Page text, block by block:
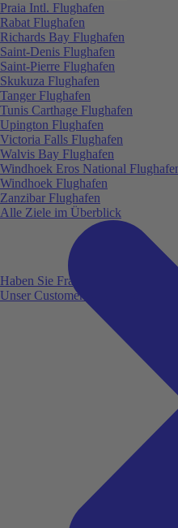
Haben Sie Fragen?
Unser Customer Service ist für Sie
Praia Intl. Flughafen
Rabat Flughafen
Richards Bay Flughafen
Saint-Denis Flughafen
Saint-Pierre Flughafen
Skukuza Flughafen
Tanger Flughafen
Tunis Carthage Flughafen
Upington Flughafen
Victoria Falls Flughafen
Walvis Bay Flughafen
Windhoek Eros National
Windhoek Flughafen
Zanzibar Flughafen
Alle Ziele im Überblick